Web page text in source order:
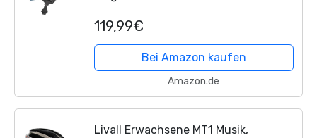
cooler Fahrradhelm für den Alltag -
für Damen und Herren - Grau...
119,99€
Bei Amazon kaufen
Amazon.de
Livall Erwachsene MT1 Musik,